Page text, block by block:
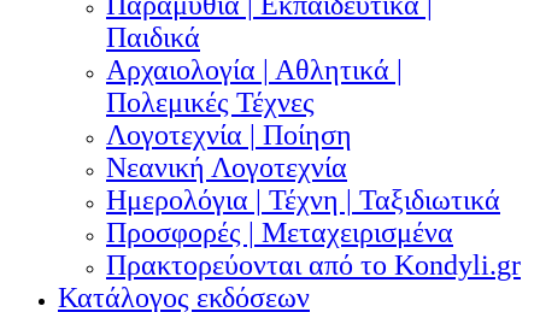
Παιδικά
Αρχαιολογία | Αθλητικά |
Πολεμικές Τέχνες
Λογοτεχνία | Ποίηση
Νεανική Λογοτεχνία
Ημερολόγια | Τέχνη | Ταξιδιωτικά
Προσφορές | Μεταχειρισμένα
Πρακτορεύονται από το Kondyli.gr
Κατάλογος εκδόσεων